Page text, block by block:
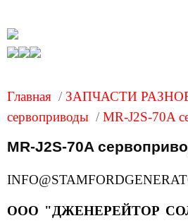
Главная / ЗАПЧАСТИ
сервоприводы / MR-J2S-70A
MR-J2S-70A
ООО "ДЖЕНЕРЕЙТОР